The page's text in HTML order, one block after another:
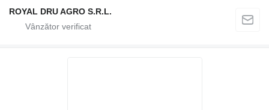
ROYAL DRU AGRO S.R.L.